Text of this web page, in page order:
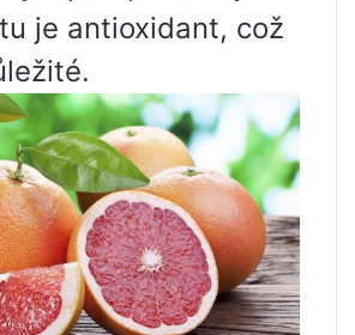
je antioxidant, což